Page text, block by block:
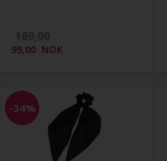
99,00 NOK
-34%